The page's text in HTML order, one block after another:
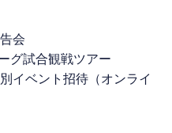
会
グ試合観戦ツアー
イベント招待（オンライ